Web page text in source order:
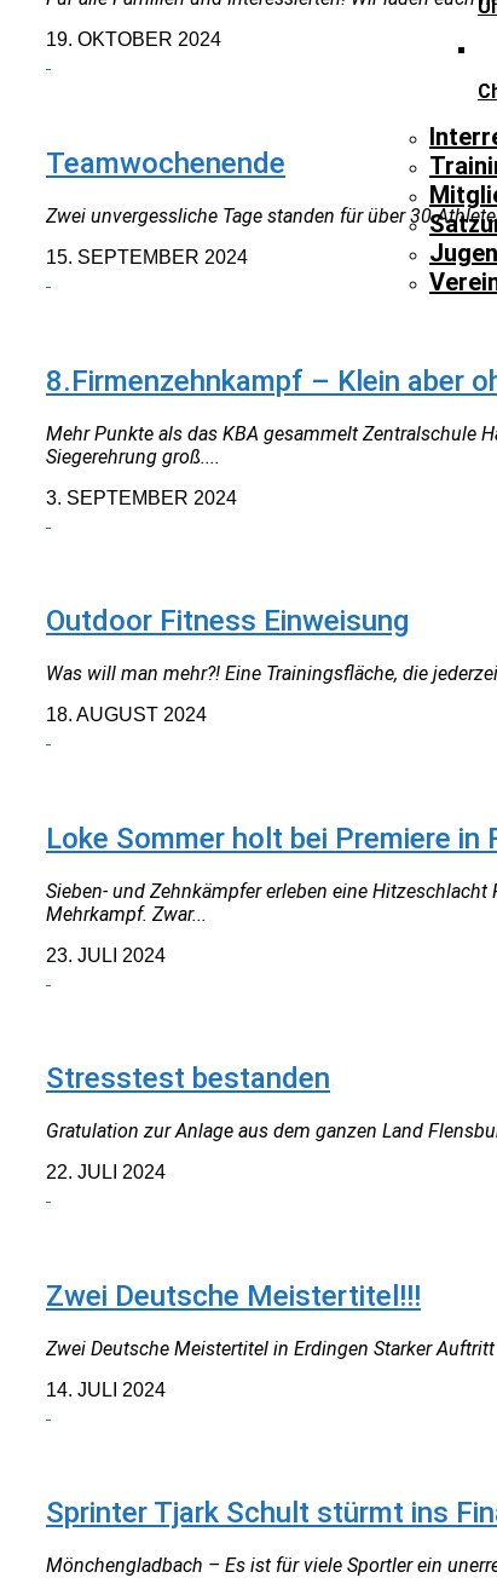
19. OKTOBER 2024
Teamwochenende
Zwei unvergessliche Tage standen für über 30
15. SEPTEMBER 2024
8.Firmenzehnkampf – Klein aber
Mehr Punkte als das KBA gesammelt Zentralschule
Siegerehrung groß....
3. SEPTEMBER 2024
Outdoor Fitness Einweisung
Was will man mehr?! Eine Trainingsfläche, die
18. AUGUST 2024
Loke Sommer holt bei Premiere in
Sieben- und Zehnkämpfer erleben eine
Mehrkampf. Zwar...
23. JULI 2024
Stresstest bestanden
Gratulation zur Anlage aus dem ganzen Land
22. JULI 2024
Zwei Deutsche Meistertitel!!!
Zwei Deutsche Meistertitel in Erdingen Starker
14. JULI 2024
Sprinter Tjark Schult stürmt ins
Mönchengladbach – Es ist für viele Sportler ein